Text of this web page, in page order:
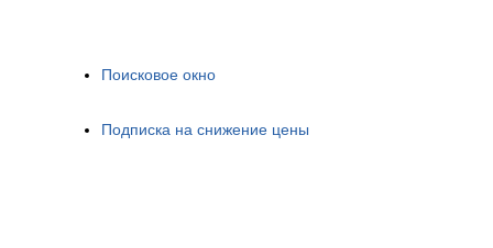
Поисковое окно
Подписка на снижение цены